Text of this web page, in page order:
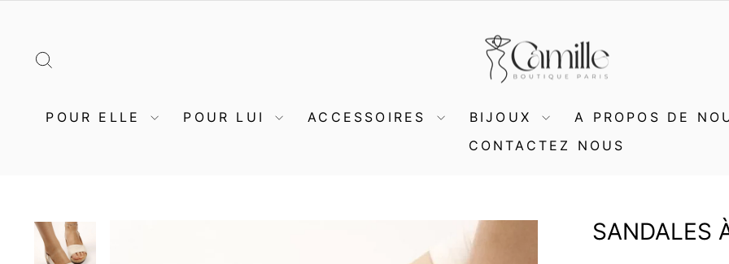
POUR ELLE POUR LUI ACCESSOIRES BIJOUX
A PROPOS DE
CONTACTEZ NOUS
SANDALES